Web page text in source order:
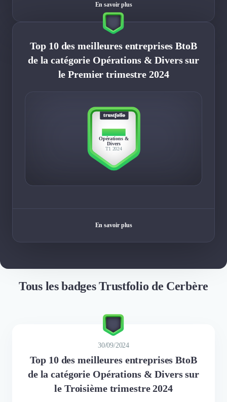
En savoir plus
Top 10 des meilleures entreprises BtoB
de la catégorie Opérations & Divers sur
le Premier trimestre 2024
TOP 10
Opérations &
Divers
T1 2024
En savoir plus
Tous les badges Trustfolio de Cerbère
30/09/2024
Top 10 des meilleures entreprises BtoB
de la catégorie Opérations & Divers sur
le Troisième trimestre 2024